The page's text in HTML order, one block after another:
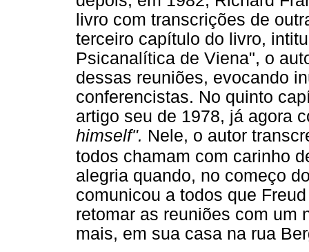
livro com transcrições de
terceiro capítulo do livro,
Psicanalítica de Viena", o
dessas reuniões, evocando
conferencistas. No quinto
artigo seu de 1978, já agora
himself". Nele, o autor
todos chamam com carinho
alegria quando, no começo
comunicou a todos que
retomar as reuniões com um
mais, em sua casa na rua